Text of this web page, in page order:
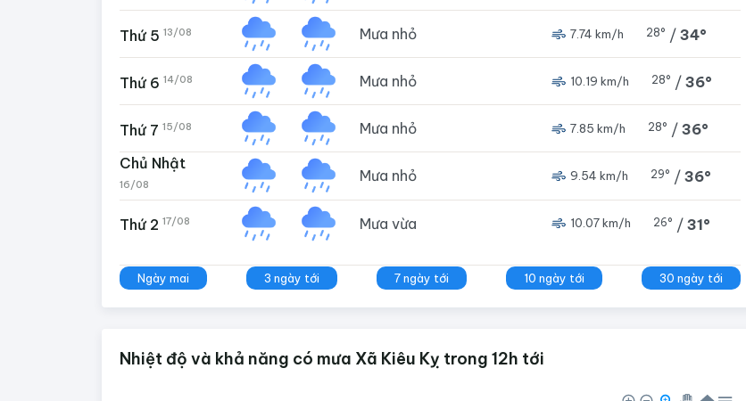
Thứ 5 13/08 Mưa nhỏ 7.74 km/h 28° / 34°
Thứ 6 14/08 Mưa nhỏ 10.19 km/h 28° / 36°
Thứ 7 15/08 Mưa nhỏ 7.85 km/h 28° / 36°
Chủ Nhật
16/08 Mưa nhỏ 9.54 km/h 29° / 36°
Thứ 2 17/08 Mưa vừa 10.07 km/h 26° / 31°
Ngày mai 3 ngày tới 7 ngày tới 10 ngày tới 30 ngày tới
Nhiệt độ và khả năng có mưa Xã Kiêu Kỵ trong 12h tới